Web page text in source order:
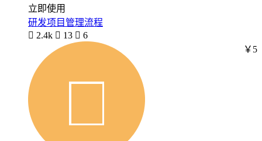
立即使用
研发项目管理流程
 2.4k  13  6
￥5